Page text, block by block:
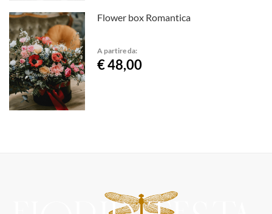
Flower box Romantica
A partire da:
€ 48,00